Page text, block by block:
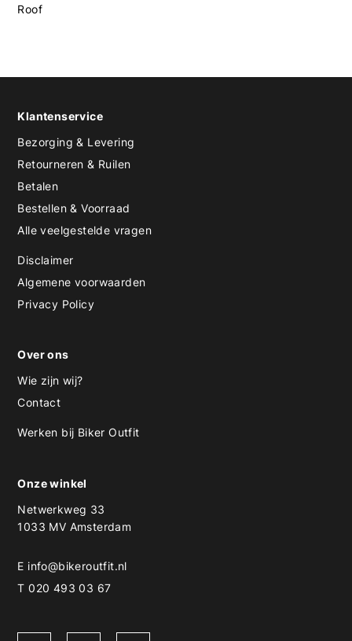
Roof
Klantenservice
Bezorging & Levering
Retourneren & Ruilen
Betalen
Bestellen & Voorraad
Alle veelgestelde vragen
Disclaimer
Algemene voorwaarden
Privacy Policy
Over ons
Wie zijn wij?
Contact
Werken bij Biker Outfit
Onze winkel
Netwerkweg 33
1033 MV Amsterdam
E info@bikeroutfit.nl
T 020 493 03 67